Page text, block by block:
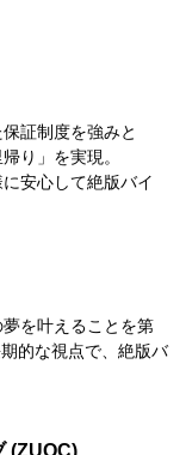
証制度を強みと
り」を実現。
安心して絶版バイ
を叶えることを第
的な視点で、絶版バ